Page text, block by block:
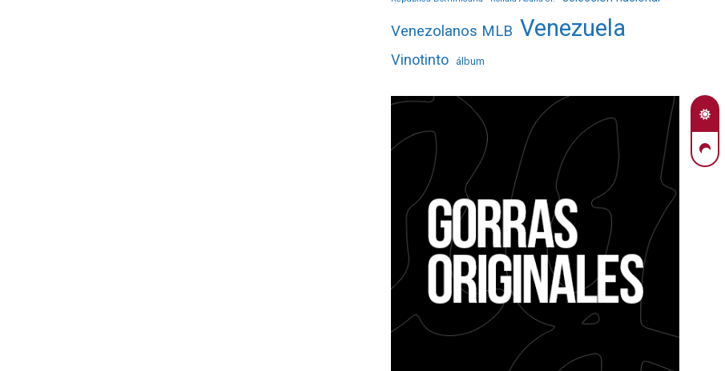
Venezolanos MLB Venezuela
Vinotinto álbum